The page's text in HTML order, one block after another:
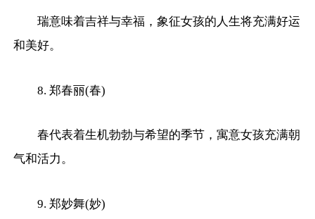
瑞意味着吉祥与幸福，象征女孩的人生将充满好运
和美好。
8. 郑春丽(春)
春代表着生机勃勃与希望的季节，寓意女孩充满朝
气和活力。
9. 郑妙舞(妙)